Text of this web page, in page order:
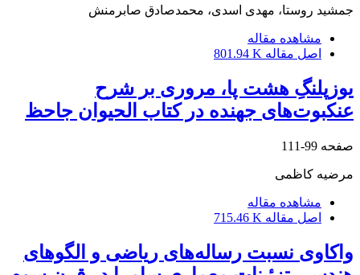
جمشید روستا، مهدی اسدی، محمدصادق صابرمنش
مشاهده مقاله
اصل مقاله 801.94 K
یوزپلنگِ هشت پا، مروری بر شرح
عنکبوت‌های جهنده در کتاب الحیوان جاحظ
صفحه 99-111
مرضیه کاظمی
مشاهده مقاله
اصل مقاله 715.46 K
واکاوی نسبت رساله‌های ریاضی و الگوهای